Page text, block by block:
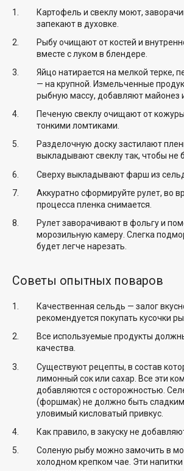
Картофель и свеклу моют,
запекают в духовке.
Рыбу очищают от костей и
вместе с луком в блендере.
Яйцо натирается на мелкой терке,
— на крупной. Измельченные
рыбную массу, добавляют майонез
Печеную свеклу очищают от
тонкими ломтиками.
Разделочную доску застилают
выкладывают свеклу так, чтобы не
Сверху выкладывают фарш из
Аккуратно сформируйте рулет, во
процесса пленка снимается.
Рулет заворачивают в фольгу и
морозильную камеру. Слегка
будет легче нарезать.
Советы опытных поваров
Качественная сельдь — залог
рекомендуется покупать кусочки
Все используемые продукты
качества.
Существуют рецепты, в состав
лимонный сок или сахар. Все эти
добавляются с осторожностью.
(форшмак) не должно быть
уловимый кисловатый привкус.
Как правило, в закуску не
Соленую рыбу можно замочить в
холодном крепком чае. Эти